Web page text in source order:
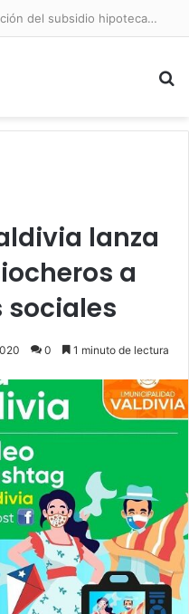
Diputado Sabat celebra ampliación del subsidio hipotecario con viviendas de hasta 6.000 UF
lanza
a
sociales
0 1 minuto de lectura